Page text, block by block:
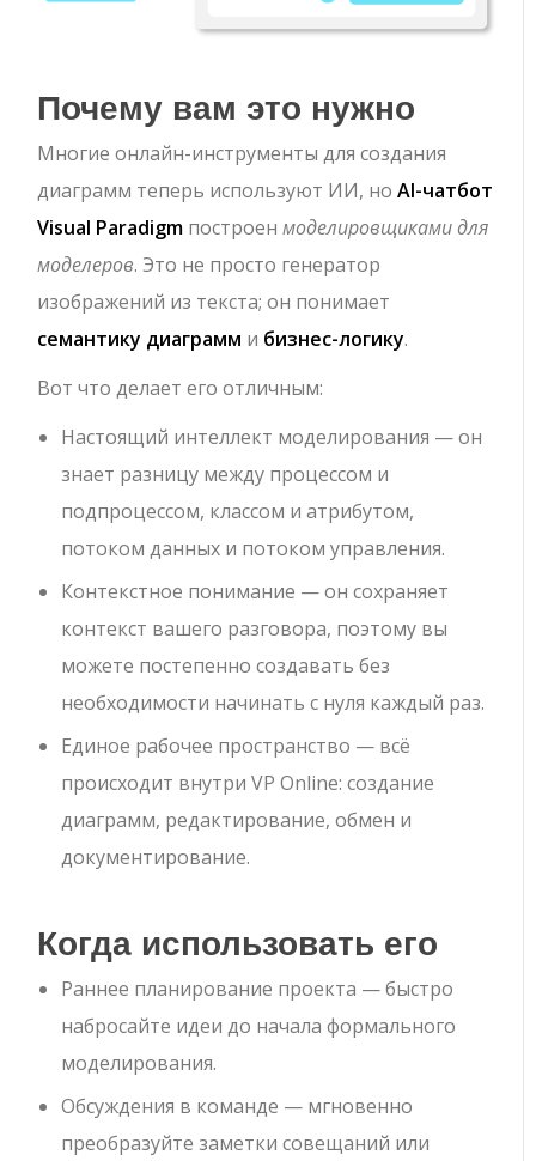
Почему вам это нужно
Многие онлайн-инструменты для создания
диаграмм теперь используют ИИ, ноAI-чатбот
Visual Paradigm построенмоделировщиками для
моделеров. Это не просто генератор
изображений из текста; он понимает
семантику диаграмм и бизнес-логику.
Вот что делает его отличным:
Настоящий интеллект моделирования — он
знает разницу между процессом и
подпроцессом, классом и атрибутом,
потоком данных и потоком управления.
Контекстное понимание — он сохраняет
контекст вашего разговора, поэтому вы
можете постепенно создавать без
необходимости начинать с нуля каждый раз.
Единое рабочее пространство — всё
происходит внутри VP Online: создание
диаграмм, редактирование, обмен и
документирование.
Когда использовать его
Раннее планирование проекта — быстро
набросайте идеи до начала формального
моделирования.
Обсуждения в команде — мгновенно
преобразуйте заметки совещаний или